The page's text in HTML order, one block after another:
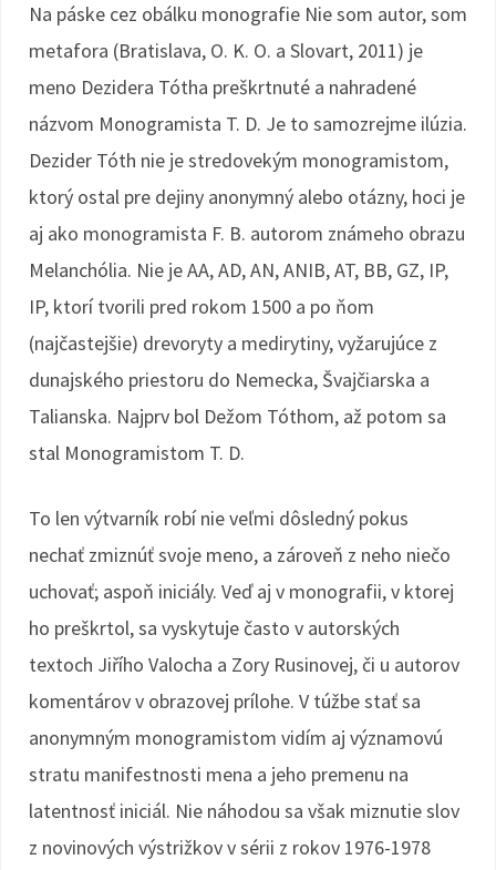
Na páske cez obálku monografie Nie som autor, som
metafora (Bratislava, O. K. O. a Slovart, 2011) je
meno Dezidera Tótha preškrtnuté a nahradené
názvom Monogramista T. D. Je to samozrejme ilúzia.
Dezider Tóth nie je stredovekým monogramistom,
ktorý ostal pre dejiny anonymný alebo otázny, hoci je
aj ako monogramista F. B. autorom známeho obrazu
Melanchólia. Nie je AA, AD, AN, ANIB, AT, BB, GZ, IP,
IP, ktorí tvorili pred rokom 1500 a po ňom
(najčastejšie) drevoryty a medirytiny, vyžarujúce z
dunajského priestoru do Nemecka, Švajčiarska a
Talianska. Najprv bol Dežom Tóthom, až potom sa
stal Monogramistom T. D.
To len výtvarník robí nie veľmi dôsledný pokus
nechať zmiznúť svoje meno, a zároveň z neho niečo
uchovať; aspoň iniciály. Veď aj v monografii, v ktorej
ho preškrtol, sa vyskytuje často v autorských
textoch Jiřího Valocha a Zory Rusinovej, či u autorov
komentárov v obrazovej prílohe. V túžbe stať sa
anonymným monogramistom vidím aj významovú
stratu manifestnosti mena a jeho premenu na
latentnosť iniciál. Nie náhodou sa však miznutie slov
z novinových výstrižkov v sérii z rokov 1976-1978